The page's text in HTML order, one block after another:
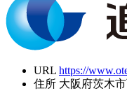
URL https://
住所 大阪府茨木